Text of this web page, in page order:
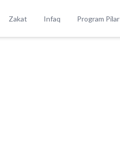
Zakat Infaq Program Pilar